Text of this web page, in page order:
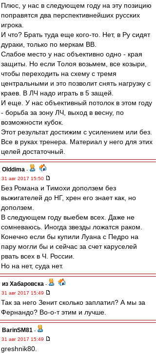
Плюс, у нас в следующем году на эту позицию
поправятся два перспективнейших русских
игрока.
И что? Брать туда еще кого-то. Нет, в Ру сидят
дураки, только по меркам ВВ.
Слабое место у нас объективно одно - края
защиты. Но если Толоя возьмем, все козыри,
чтобы переходить на схему с тремя
центральными и это позволит снять нагрузку с
краев. В ЛЧ надо играть в 5 защей.
И еще. У нас объективный потолок в этом году
- борьба за зону ЛЧ, выход в весну, по
возможности кубок.
Этот результат достижим с усилением или без.
Все в руках тренера. Материал у него для этих
целей достаточный.
Olddima -
31 авг 2017 15:50
Без Романа и Тимохи доползем без
выжигателей до НГ, хрен его знает как, но
доползем.
В следующем году выебем всех. Даже не
сомневаюсь. Иногда звезды ложатся раком.
Конечно если бы купили Луана с Педро на
пару могли бы и сейчас за счет каруселей
рвать всех в Ч. России.
Но на нет, суда нет.
из Хабаровска -
31 авг 2017 15:49
Так за него Зенит сколько заплатил? А мы за
Фернандо? Во-о-т этим и лучше.
BarinSM81 -
31 авг 2017 15:49
greshnik80.